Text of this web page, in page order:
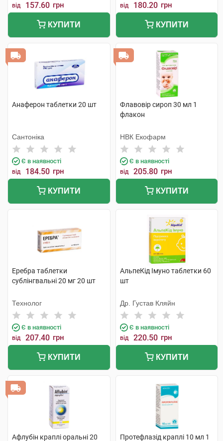
від 157.60 грн
КУПИТИ
від 180.20 грн
КУПИТИ
Анаферон таблетки 20 шт
Сантоніка
Є в наявності
від 184.50 грн
КУПИТИ
Флавовір сироп 30 мл 1
флакон
НВК Екофарм
Є в наявності
від 205.80 грн
КУПИТИ
Еребра таблетки
сублінгвальні 20 мг 20 шт
Технолог
Є в наявності
від 207.40 грн
КУПИТИ
АльпеКід Імуно таблетки 60
шт
Др. Густав Кляйн
Є в наявності
від 220.50 грн
КУПИТИ
Афлубін краплі оральні 20 Протефлазід краплі 10 мл 1